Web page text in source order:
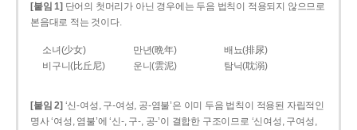
[붙임 1] 단어의 첫머리가 아닌 경우에는 두음 법칙이 적용되지 않으므로
본음대로 적는 것이다.
소녀(少女) 만년(晩年)
배뇨(排尿)
비구니(比丘尼)
운니(雲泥) 탐닉(耽溺)
[붙임 2] ‘신-여성, 구-여성, 공-염불’은 이미 두음 법칙이 적용된 자립적인
명사 ‘여성, 염불’에 ‘신-, 구-, 공-’이 결합한 구조이므로 ‘신여성, 구여성,